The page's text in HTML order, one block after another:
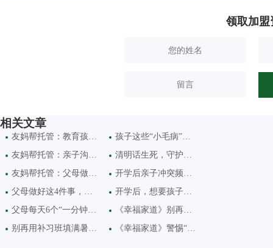
领取加盟
相关文章
友妈帮托管：教育孩子的
友妈帮托管：亲子沟通别
友妈帮托管：父母做到每
父母做好这4件事，基本不
父母每天6个“一分钟”，
别再用补习班填满暑假！
孩子这些“小毛病”，其
清明话生死，守护向光明
开学后亲子冲突频发？守
开学后，想要孩子脱颖而
《幸福家道》别再拿“别
《幸福家道》警惕“四无